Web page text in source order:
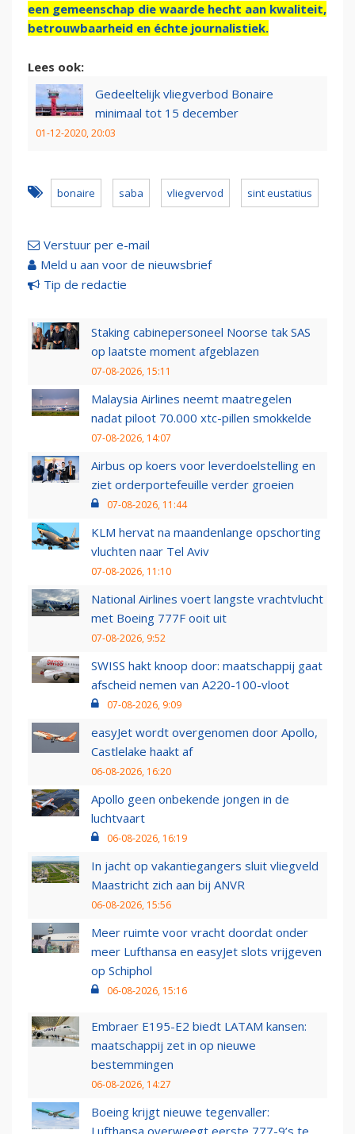
een gemeenschap die waarde hecht aan kwaliteit,
betrouwbaarheid en échte journalistiek.
Lees ook:
Gedeeltelijk vliegverbod Bonaire
minimaal tot 15 december
01-12-2020, 20:03
bonaire saba vliegvervod sint eustatius
Verstuur per e-mail
Meld u aan voor de nieuwsbrief
Tip de redactie
Staking cabinepersoneel Noorse tak SAS
op laatste moment afgeblazen
07-08-2026, 15:11
Malaysia Airlines neemt maatregelen
nadat piloot 70.000 xtc-pillen smokkelde
07-08-2026, 14:07
Airbus op koers voor leverdoelstelling en
ziet orderportefeuille verder groeien
07-08-2026, 11:44
KLM hervat na maandenlange opschorting
vluchten naar Tel Aviv
07-08-2026, 11:10
National Airlines voert langste vrachtvlucht
met Boeing 777F ooit uit
07-08-2026, 9:52
SWISS hakt knoop door: maatschappij gaat
afscheid nemen van A220-100-vloot
07-08-2026, 9:09
easyJet wordt overgenomen door Apollo,
Castlelake haakt af
06-08-2026, 16:20
Apollo geen onbekende jongen in de
luchtvaart
06-08-2026, 16:19
In jacht op vakantiegangers sluit vliegveld
Maastricht zich aan bij ANVR
06-08-2026, 15:56
Meer ruimte voor vracht doordat onder
meer Lufthansa en easyJet slots vrijgeven
op Schiphol
06-08-2026, 15:16
Embraer E195-E2 biedt LATAM kansen:
maatschappij zet in op nieuwe
bestemmingen
06-08-2026, 14:27
Boeing krijgt nieuwe tegenvaller: